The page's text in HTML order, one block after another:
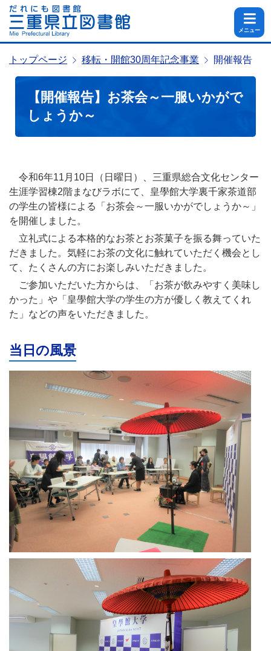
メニュー
トップページ 移転・開館30周年記念事業 開催報告
【開催報告】お茶会～一服いかがで
しょうか～
令和6年11月10日（日曜日）、三重県総合文化センター
生涯学習棟2階まなびラボにて、皇學館大学裏千家茶道部
の学生の皆様による「お茶会～一服いかがでしょうか～」
を開催しました。
立礼式による本格的なお茶とお茶菓子を振る舞っていた
だきました。気軽にお茶の文化に触れていただく機会とし
て、たくさんの方にお楽しみいただきました。
ご参加いただいた方からは、「お茶が飲みやすく美味し
かった」や「皇學館大学の学生の方が優しく教えてくれ
た」などの声をいただきました。
当日の風景